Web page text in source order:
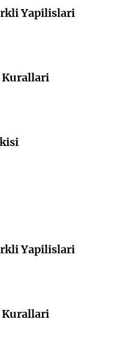
Yapilislari
Kurallari
Yapilislari
Kurallari